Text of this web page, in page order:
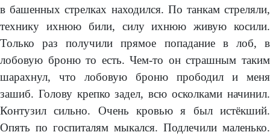
в башенных стрелках находился. По танкам стреляли,
технику ихнюю били, силу ихнюю живую косили.
Только раз получили прямое попадание в лоб, в
лобовую броню то есть. Чем-то он страшным таким
шарахнул, что лобовую броню прободил и меня
зашиб. Голову крепко задел, всю осколками начинил.
Контузил сильно. Очень кровью я был истёкший.
Опять по госпиталям мыкался. Подлечили маленько.